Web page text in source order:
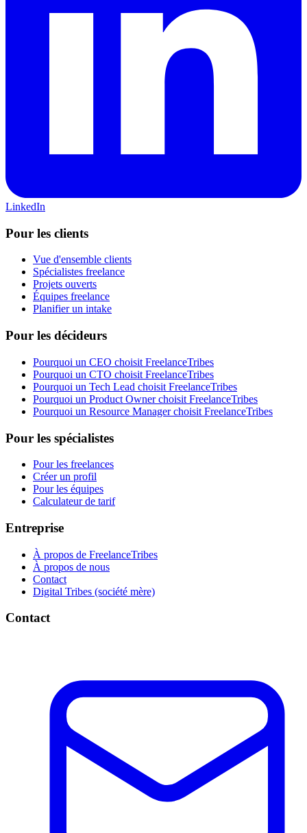
LinkedIn
Pour les clients
Vue d'ensemble clients
Spécialistes freelance
Projets ouverts
Équipes freelance
Planifier un intake
Pour les décideurs
Pourquoi un CEO choisit FreelanceTribes
Pourquoi un CTO choisit FreelanceTribes
Pourquoi un Tech Lead choisit FreelanceTribes
Pourquoi un Product Owner choisit FreelanceTribes
Pourquoi un Resource Manager choisit FreelanceTribes
Pour les spécialistes
Pour les freelances
Créer un profil
Pour les équipes
Calculateur de tarif
Entreprise
À propos de FreelanceTribes
À propos de nous
Contact
Digital Tribes (société mère)
Contact